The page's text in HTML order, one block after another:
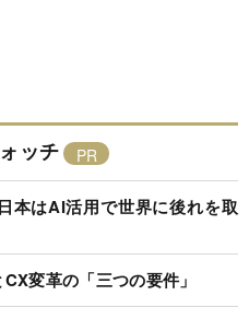
ッチ
本はAI活用で世界に後れを取
変革の「三つの要件」